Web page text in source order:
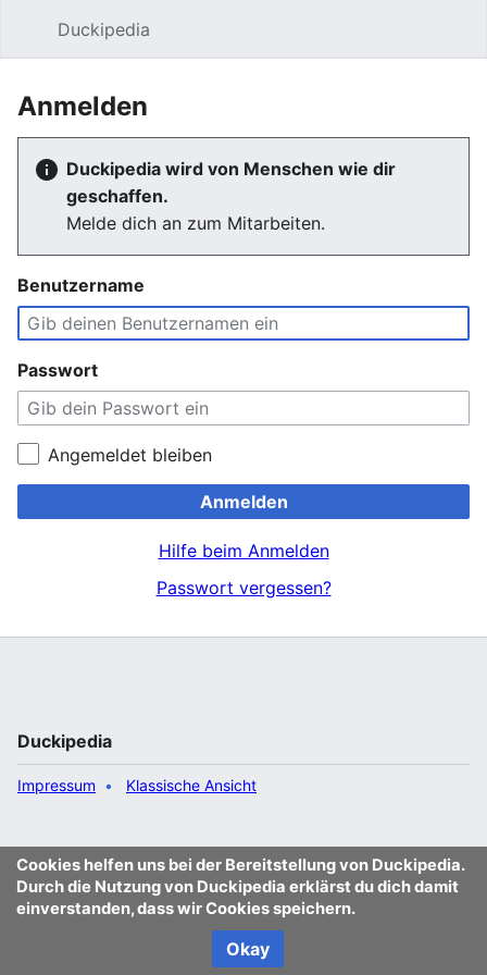
Duckipedia
Anmelden
Duckipedia wird von Menschen wie dir
geschaffen.
Melde dich an zum Mitarbeiten.
Benutzername
Passwort
Angemeldet bleiben
Anmelden
Hilfe beim Anmelden
Passwort vergessen?
Cookies helfen uns bei der Bereitstellung von Duckipedia.
Durch die Nutzung von Duckipedia erklärst du dich damit
einverstanden, dass wir Cookies speichern.
Okay
Duckipedia
Impressum Klassische Ansicht